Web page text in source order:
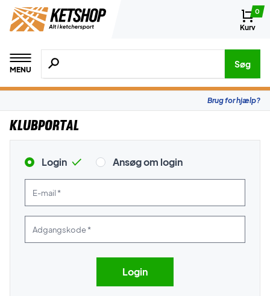
0
Kurv
MENU
Søg efter produkter, mærker etc.
Søg
Brug for hjælp?
Klubportal
Login Ansøg om login